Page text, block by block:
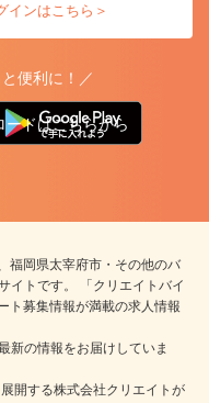
インはこちら＞
便利に！／
ードはこちらから
福岡県太宰府市・その他のバ
イトです。 「クリエイトバイ
ト募集情報が満載の求人情報
新の情報をお届けしていま
開する株式会社クリエイトが